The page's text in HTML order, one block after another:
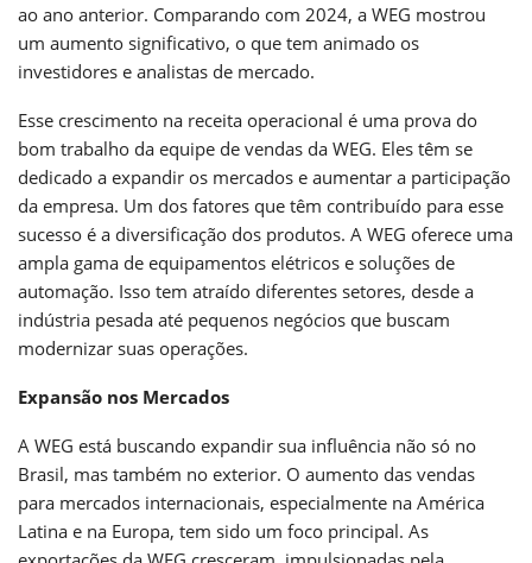
ao ano anterior. Comparando com 2024, a WEG mostrou
um aumento significativo, o que tem animado os
investidores e analistas de mercado.
Esse crescimento na receita operacional é uma prova do
bom trabalho da equipe de vendas da WEG. Eles têm se
dedicado a expandir os mercados e aumentar a participação
da empresa. Um dos fatores que têm contribuído para esse
sucesso é a diversificação dos produtos. A WEG oferece uma
ampla gama de equipamentos elétricos e soluções de
automação. Isso tem atraído diferentes setores, desde a
indústria pesada até pequenos negócios que buscam
modernizar suas operações.
Expansão nos Mercados
A WEG está buscando expandir sua influência não só no
Brasil, mas também no exterior. O aumento das vendas
para mercados internacionais, especialmente na América
Latina e na Europa, tem sido um foco principal. As